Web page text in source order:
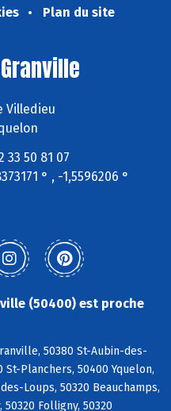
Plan du site
Villedieu
33 50 81 07
° , -1,5596206 °
(50400) est proche
50380 St-Aubin-des-
St-Planchers, 50400 Yquelon,
Loups, 50320 Beauchamps,
Folligny, 50320